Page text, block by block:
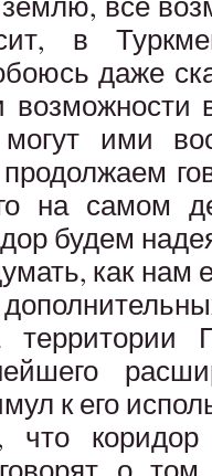
в
даже
ими
на самом
будем
как нам
территории
к его
что